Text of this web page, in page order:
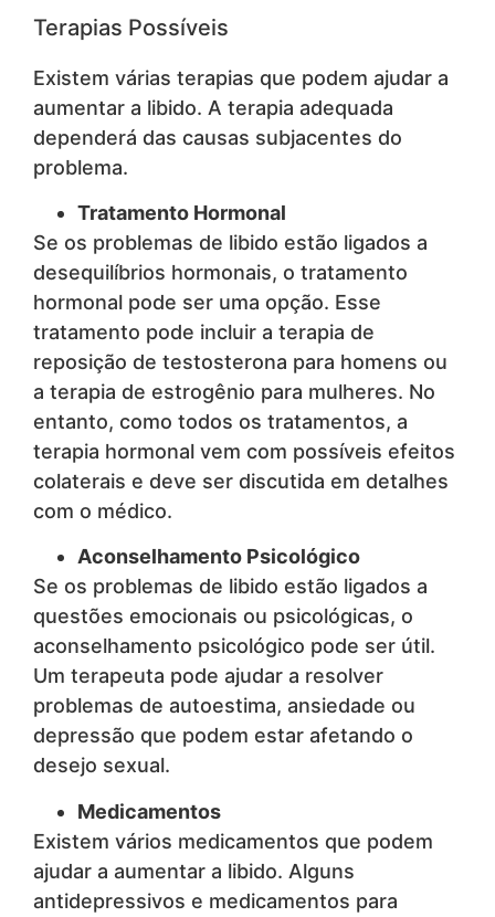
Terapias Possíveis
Existem várias terapias que podem ajudar a
aumentar a libido. A terapia adequada
dependerá das causas subjacentes do
problema.
Tratamento Hormonal
Se os problemas de libido estão ligados a
desequilíbrios hormonais, o tratamento
hormonal pode ser uma opção. Esse
tratamento pode incluir a terapia de
reposição de testosterona para homens ou
a terapia de estrogênio para mulheres. No
entanto, como todos os tratamentos, a
terapia hormonal vem com possíveis efeitos
colaterais e deve ser discutida em detalhes
com o médico.
Aconselhamento Psicológico
Se os problemas de libido estão ligados a
questões emocionais ou psicológicas, o
aconselhamento psicológico pode ser útil.
Um terapeuta pode ajudar a resolver
problemas de autoestima, ansiedade ou
depressão que podem estar afetando o
desejo sexual.
Medicamentos
Existem vários medicamentos que podem
ajudar a aumentar a libido. Alguns
antidepressivos e medicamentos para